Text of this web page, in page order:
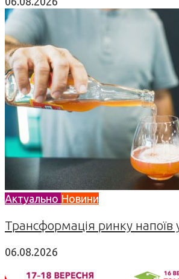
Актуально Новини
Трансформація ринку напоїв
06.08.2026